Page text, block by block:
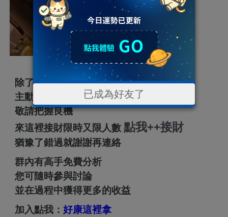
已成為好友了
除了被動獲得財運加持外
主動出擊好運機會才會來
敬請把握良機
來這裡接財限時又限人數點我++接財
猶豫了錯過就謝謝再連絡
群內有高手免費分析
您可隨時參與討論
並在過程中獲得更多的收益
加入點我： 好康這裡拿